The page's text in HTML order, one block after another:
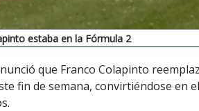
estaba en la Fórmula 2
que Franco Colapinto
fin de semana, convirtiéndose en